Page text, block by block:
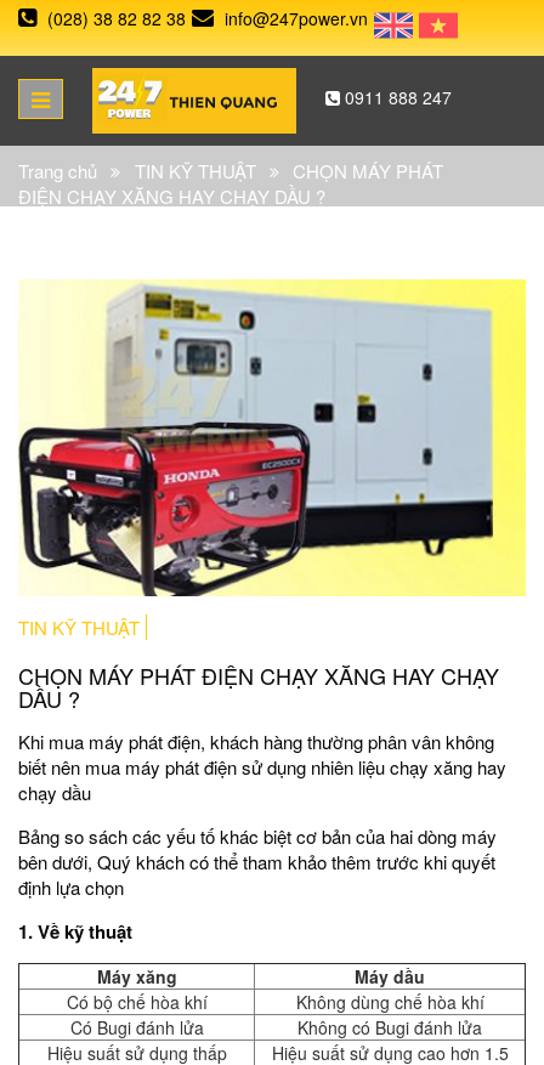
(028) 38 82 82 38 info@247power.vn
0911 888 247
Trang chủ TIN KỸ THUẬT
CHỌN MÁY PHÁT
ĐIỆN CHẠY XĂNG HAY CHẠY DẦU ?
TIN KỸ THUẬT
CHỌN MÁY PHÁT ĐIỆN CHẠY XĂNG HAY CHẠY
DẦU ?
Khi mua máy phát điện, khách hàng thường phân vân không
biết nên mua máy phát điện sử dụng nhiên liệu chạy xăng hay
chạy dầu
Bảng so sách các yếu tố khác biệt cơ bản của hai dòng máy
bên dưới, Quý khách có thể tham khảo thêm trước khi quyết
định lựa chọn
1. Về kỹ thuật
Máy xăng
Máy dầu
Có bộ chế hòa khí
Không dùng chế hòa khí
Có Bugi đánh lửa
Không có Bugi đánh lửa
Hiệu suất sử dụng thấp
Hiệu suất sử dụng cao hơn 1.5